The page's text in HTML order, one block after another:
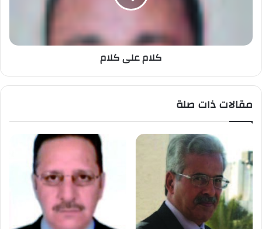
كلام على كلام
مقالات ذات صلة